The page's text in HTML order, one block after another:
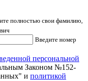
полностью свои фамилию,
Введите номер
персональной
Законом №152-
и политикой